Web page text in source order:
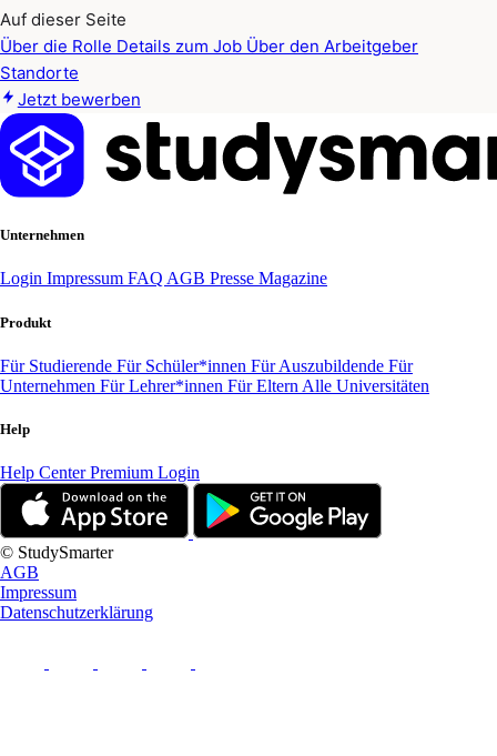
Auf dieser Seite
Über die Rolle Details zum Job Über den Arbeitgeber
Standorte
Jetzt bewerben
Unternehmen
Login Impressum FAQ AGB Presse Magazine
Produkt
Für Studierende Für Schüler*innen Für Auszubildende Für
Unternehmen Für Lehrer*innen Für Eltern Alle Universitäten
Help
Help CenterPremium Login
© StudySmarter
AGB
Impressum
Datenschutzerklärung